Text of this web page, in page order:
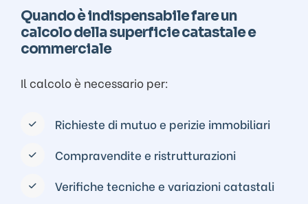
Quando è indispensabile fare un
calcolo della superficie catastale e
commerciale
Il calcolo è necessario per:
Richieste di mutuo e perizie immobiliari
Compravendite e ristrutturazioni
Verifiche tecniche e variazioni catastali